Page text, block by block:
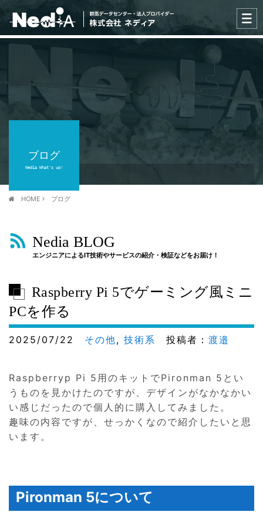
ブログ
Nedia What's up!
HOME ブログ
Nedia BLOG
エンジニアによるIT技術やサービスの紹介・検証などをお届け！
Raspberry Pi 5でゲーミング風ミニ
PCを作る
2025/07/22 その他, 技術系 投稿者： 渡邉
Raspberryp Pi 5用のキットでPironman 5とい
うものを見かけたのですが、デザインがなかなかい
い感じだったので個人的に購入してみました。
趣味の内容ですが、せっかくなので紹介したいと思
います。
Pironman 5について